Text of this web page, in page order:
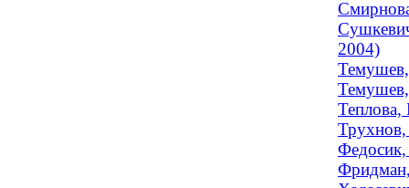
2004)
Темушев,
Теплова,
Федосик,